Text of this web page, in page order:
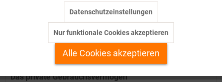
Das private Gebrauchsvermögen
Personalisierung Inaktiv
Service
Datenschutzeinstellungen
Nur funktionale Cookies akzeptieren
Alle Cookies akzeptieren